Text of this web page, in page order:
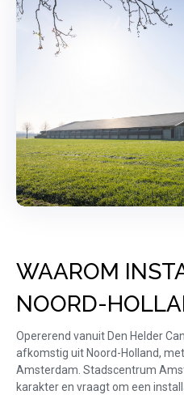
WAAROM
NOORD-
Opererend vanuit Den Helder
afkomstig uit Noord-Holland,
Amsterdam. Stadscentrum
karakter en vraagt om een